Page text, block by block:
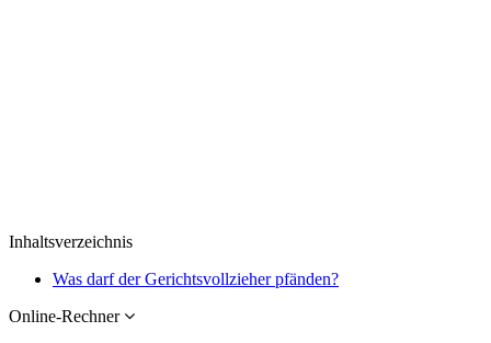
Inhaltsverzeichnis
Was darf der Gerichtsvollzieher pfänden?
Online-Rechner